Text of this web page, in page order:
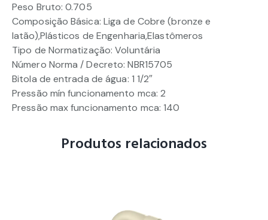
Peso Bruto: 0.705
Composição Básica: Liga de Cobre (bronze e
latão),Plásticos de Engenharia,Elastômeros
Tipo de Normatização: Voluntária
Número Norma / Decreto: NBR15705
Bitola de entrada de água: 1 1/2″
Pressão mín funcionamento mca: 2
Pressão max funcionamento mca: 140
Produtos relacionados